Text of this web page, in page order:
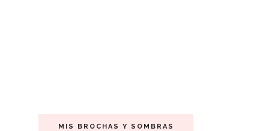
MIS BROCHAS Y SOMBRAS